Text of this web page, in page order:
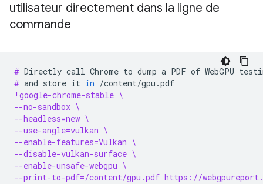
utilisateur directement dans la ligne de
commande
# Directly call Chrome to dump a PDF of WebGPU
# and store it in
!google-chrome-stable \
--no-sandbox \
--headless=new \
--use-angle=vulkan \
--enable-features=Vulkan \
--disable-vulkan-surface \
--enable-unsafe-webgpu \
--print-to-pdf=/content/gpu.pdf https://